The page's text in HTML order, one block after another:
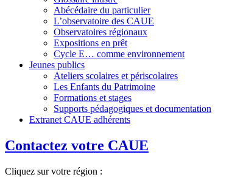
Abécédaire du particulier
L’observatoire des CAUE
Observatoires régionaux
Expositions en prêt
Cycle E… comme environnement
Jeunes publics
Ateliers scolaires et périscolaires
Les Enfants du Patrimoine
Formations et stages
Supports pédagogiques et documentation
Extranet CAUE adhérents
Contactez votre CAUE
Cliquez sur votre région :